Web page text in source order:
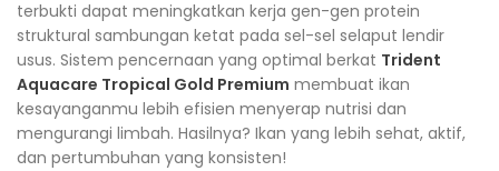
terbukti dapat meningkatkan kerja gen-gen protein
struktural sambungan ketat pada sel-sel selaput lendir
usus. Sistem pencernaan yang optimal berkat Trident
Aquacare Tropical Gold Premium membuat ikan
kesayanganmu lebih efisien menyerap nutrisi dan
mengurangi limbah. Hasilnya? Ikan yang lebih sehat, aktif,
dan pertumbuhan yang konsisten!